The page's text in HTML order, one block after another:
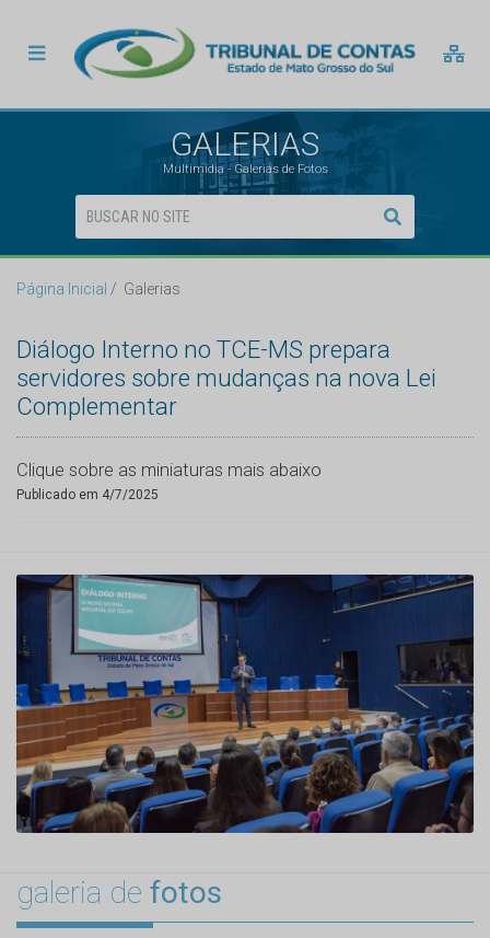
GALERIAS
Multimídia - Galerias de Fotos
Página Inicial Galerias
Diálogo Interno no TCE-MS prepara
servidores sobre mudanças na nova Lei
Complementar
Clique sobre as miniaturas mais abaixo
Publicado em 4/7/2025
galeria de fotos